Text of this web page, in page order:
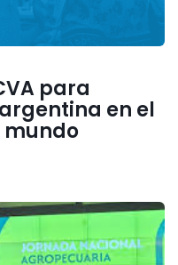
para
en el